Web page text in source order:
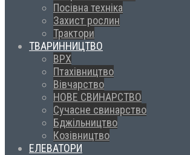
Посівна техніка
Захист рослин
Трактори
ТВАРИННИЦТВО
ВРХ
Птахівництво
Вівчарство
НОВЕ СВИНАРСТВО
Сучасне свинарство
Бджільництво
Козівництво
ЕЛЕВАТОРИ